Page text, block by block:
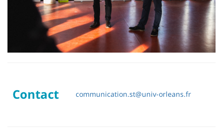
Contact communication.st@univ-orleans.fr